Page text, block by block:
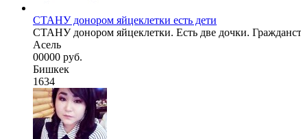
СТАНУ донором яйцеклетки есть дети
СТАНУ донором яйцеклетки. Есть две дочки.
Асель
00000 руб.
Бишкек
1634